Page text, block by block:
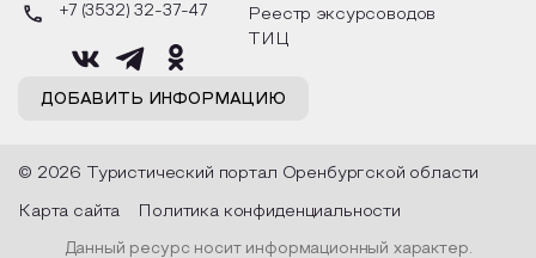
ДОБАВИТЬ ИНФОРМАЦИЮ
+7 (3532) 32-37-47
Реестр эксурсоводов
ТИЦ
© 2026 Туристический портал Оренбургской области
Карта сайта Политика конфиденциальности
Данный ресурс носит информационный характер.